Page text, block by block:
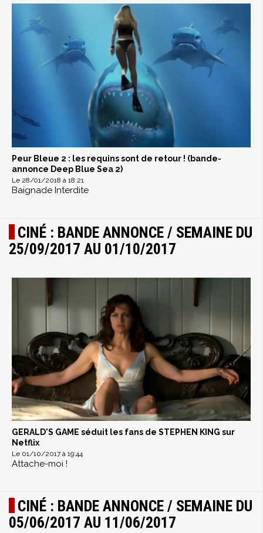
Peur Bleue 2 : les requins sont de retour ! (bande-
annonce Deep Blue Sea 2)
Le 28/01/2018 à 18:21
Baignade Interdite
CINÉ : BANDE ANNONCE / SEMAINE DU
25/09/2017 AU 01/10/2017
GERALD'S GAME séduit les fans de STEPHEN KING sur
Netflix
Le 01/10/2017 à 19:44
Attache-moi !
CINÉ : BANDE ANNONCE / SEMAINE DU
05/06/2017 AU 11/06/2017